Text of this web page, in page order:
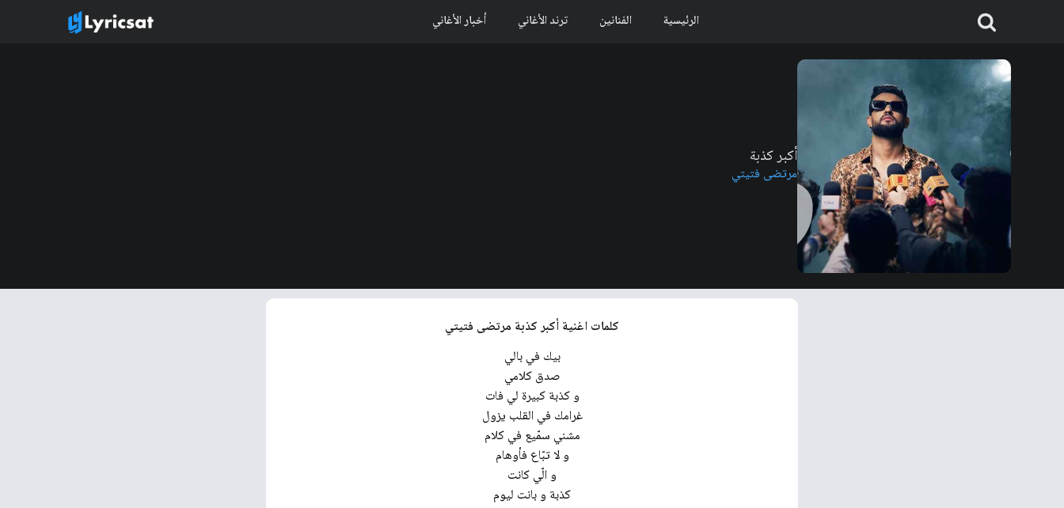
الرئيسية الفنانين ترند الأغاني أخبار الأغاني
أكبر كذبة
مرتضى فتيتي
كلمات اغنية أكبر كذبة مرتضى فتيتي
بيك في بالي
صدق كلامي
و كذبة كبيرة لي فات
غرامك في القلب يزول
مشني سمّيع في كلام
و لا تبّاع فأوهام
و الّي كانت
كذبة و بانت ليوم